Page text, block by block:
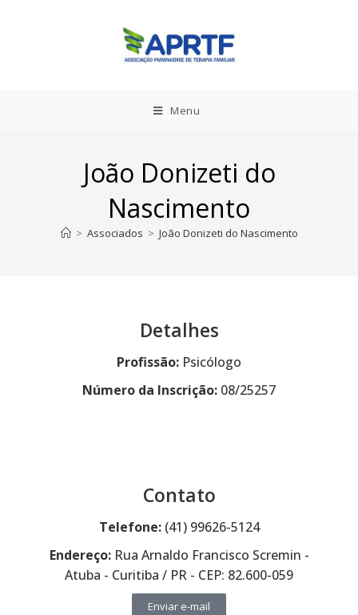
Menu
João Donizeti do
Nascimento
> Associados > João Donizeti do Nascimento
Detalhes
Profissão: Psicólogo
Número da Inscrição: 08/25257
Contato
Telefone:(41) 99626-5124
Endereço:Rua Arnaldo Francisco Scremin -
Atuba - Curitiba / PR - CEP: 82.600-059
Enviar e-mail